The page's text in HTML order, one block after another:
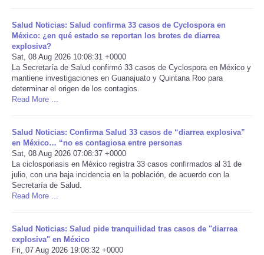
Portada de Noticias
America Latina
Ciencia
EEUU
Especiales
Negocios
Salud Noticias: Salud confirma 33 casos de Cyclospora en
México: ¿en qué estado se reportan los brotes de diarrea
explosiva?
Sat, 08 Aug 2026 10:08:31 +0000
La Secretaría de Salud confirmó 33 casos de Cyclospora en México y
mantiene investigaciones en Guanajuato y Quintana Roo para
determinar el origen de los contagios.
Read More ...
Salud Noticias: Confirma Salud 33 casos de “diarrea explosiva”
en México… “no es contagiosa entre personas
Sat, 08 Aug 2026 07:08:37 +0000
La ciclosporiasis en México registra 33 casos confirmados al 31 de
julio, con una baja incidencia en la población, de acuerdo con la
Secretaría de Salud.
Read More ...
Salud Noticias: Salud pide tranquilidad tras casos de "diarrea
explosiva" en México
Fri, 07 Aug 2026 19:08:32 +0000